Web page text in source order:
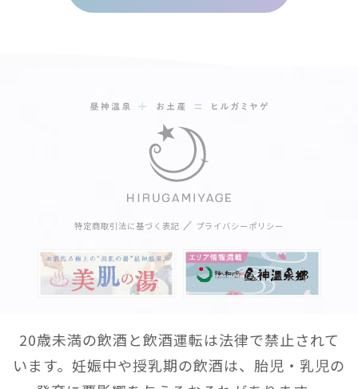
特定商取引法に基づく表記 プライバシーポリシー
20歳未満の飲酒と飲酒運転は法律で禁止されて
います。妊娠中や授乳期の飲酒は、胎児・乳児の